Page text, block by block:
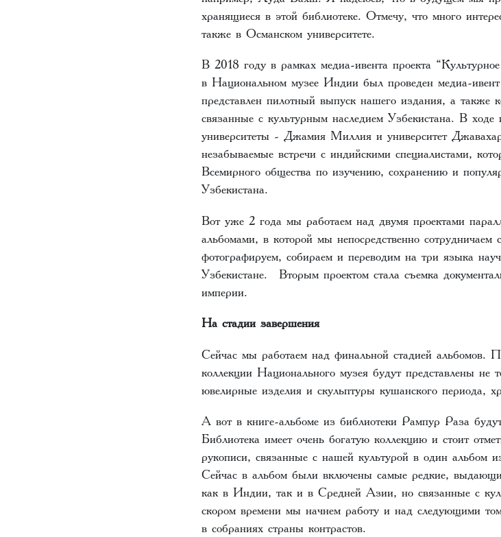
хранящиеся в этой библиотеке. Отмечу, что много
также в Османском университете.
В 2018 году в рамках медиа-ивента проекта
в Национальном музее Индии был проведен медиа-
представлен пилотный выпуск нашего издания, а также
связанные с культурным наследием Узбекистана. В ходе
университеты - Джамия Миллия и университет
незабываемые встречи с индийскими специалистами,
Всемирного общества по изучению, сохранению и
Узбекистана.
Вот уже 2 года мы работаем над двумя проектами
альбомами, в которой мы непосредственно
фотографируем, собираем и переводим на три языка
Узбекистане. Вторым проектом стала съемка
империи.
На стадии завершения
Сейчас мы работаем над финальной стадией альбомов.
коллекции Национального музея будут представлены
ювелирные изделия и скульптуры кушанского периода,
А вот в книге-альбоме из библиотеки Рампур Раза
Библиотека имеет очень богатую коллекцию и стоит
рукописи, связанные с нашей культурой в один альбом
Сейчас в альбом были включены самые редкие,
как в Индии, так и в Средней Азии, но связанные с
скором времени мы начнем работу и над следующими
в собраниях страны контрастов.